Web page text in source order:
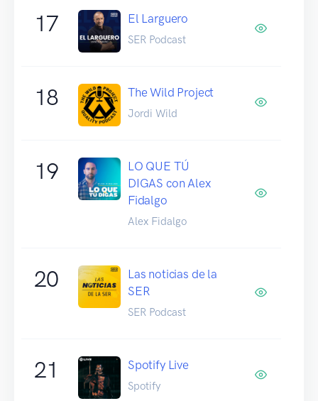
17 El Larguero
SER Podcast
18 The Wild Project
Jordi Wild
19
LO QUE TÚ
DIGAS con Alex
Fidalgo
Alex Fidalgo
20
Las noticias de la
SER
SER Podcast
21 Spotify Live
Spotify